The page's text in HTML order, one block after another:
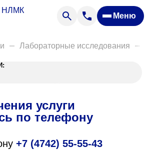
Меню
Лабораторные исследования
услуги
по телефону
+7 (4742) 55-55-43